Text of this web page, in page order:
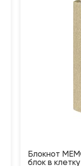
Блокнот
блок в клетку